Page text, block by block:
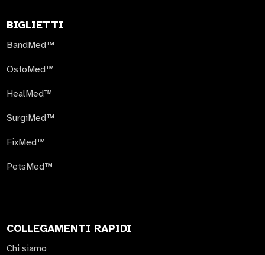
BIGLIETTI
BandMed™
OstoMed™
HealMed™
SurgiMed™
FixMed™
PetsMed™
COLLEGAMENTI RAPIDI
Chi siamo